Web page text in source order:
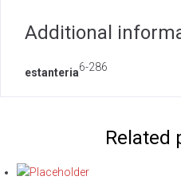
Additional
estanteria6-286
Related